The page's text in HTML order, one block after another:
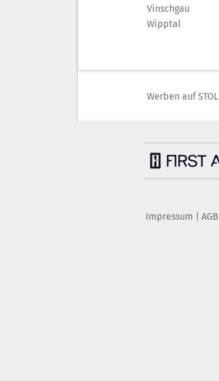
Vinschgau
Wipptal
Werben auf STOL
Impressum AGB